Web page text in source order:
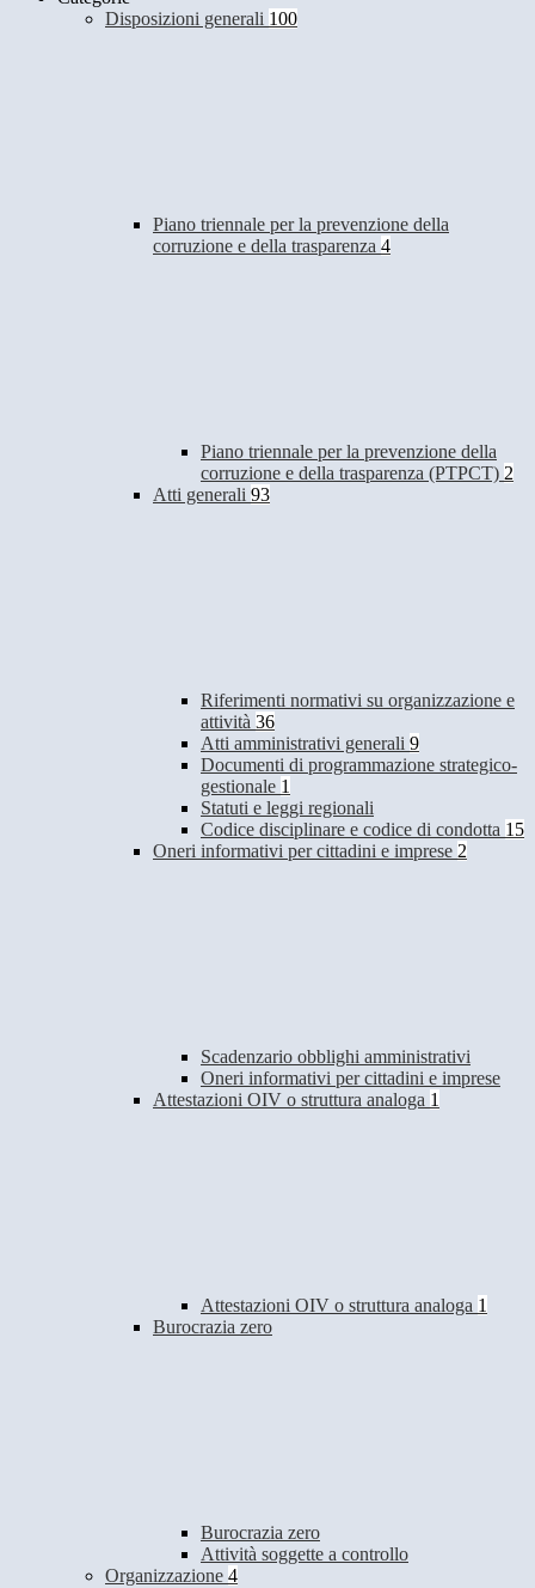
Disposizioni generali 100
Piano triennale per la prevenzione della
corruzione e della trasparenza 4
Piano triennale per la prevenzione della
corruzione e della trasparenza (PTPCT) 2
Atti generali 93
Riferimenti normativi su organizzazione e
attività 36
Atti amministrativi generali 9
Documenti di programmazione strategico-
gestionale 1
Statuti e leggi regionali
Codice disciplinare e codice di condotta 15
Oneri informativi per cittadini e imprese 2
Scadenzario obblighi amministrativi
Oneri informativi per cittadini e imprese
Attestazioni OIV o struttura analoga 1
Attestazioni OIV o struttura analoga 1
Burocrazia zero
Burocrazia zero
Attività soggette a controllo
Organizzazione 4